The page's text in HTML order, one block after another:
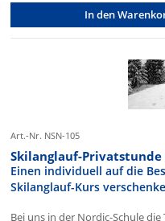
In den
Art.-Nr. NSN-105
Skilanglauf-Privatstunde
Einen individuell auf die
Skilanglauf-Kurs
Bei uns in der Nordic-Schule